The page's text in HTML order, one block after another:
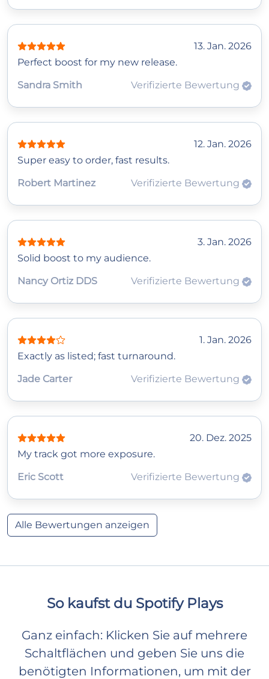
13. Jan. 2026
Perfect boost for my new release.
Sandra Smith
Verifizierte Bewertung
12. Jan. 2026
Super easy to order, fast results.
Robert Martinez
Verifizierte Bewertung
3. Jan. 2026
Solid boost to my audience.
Nancy Ortiz DDS
Verifizierte Bewertung
1. Jan. 2026
Exactly as listed; fast turnaround.
Jade Carter
Verifizierte Bewertung
20. Dez. 2025
My track got more exposure.
Eric Scott
Verifizierte Bewertung
Alle Bewertungen anzeigen
So kaufst du Spotify Plays
Ganz einfach: Klicken Sie auf mehrere
Schaltflächen und geben Sie uns die
benötigten Informationen, um mit der